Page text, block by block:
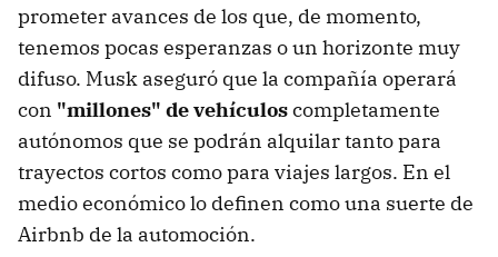
prometer avances de los que, de momento,
tenemos pocas esperanzas o un horizonte muy
difuso. Musk aseguró que la compañía operará
con "millones" de vehículoscompletamente
autónomos que se podrán alquilar tanto para
trayectos cortos como para viajes largos. En el
medio económico lo definen como una suerte de
Airbnb de la automoción.